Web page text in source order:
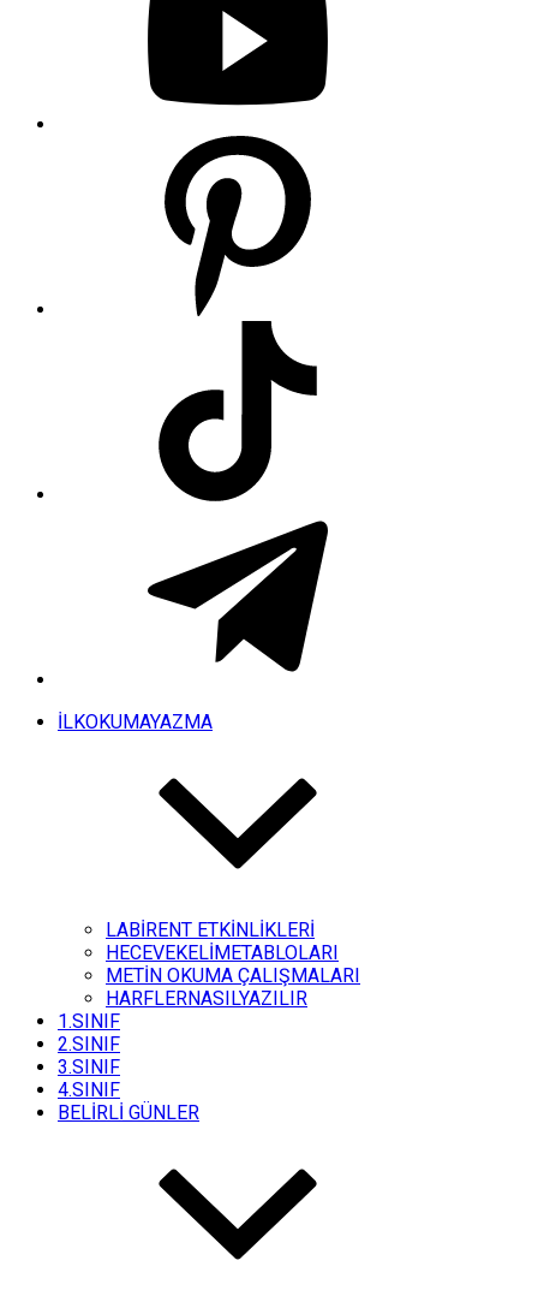
İLKOKUMAYAZMA
LABİRENT ETKİNLİKLERİ
HECEVEKELİMETABLOLARI
METİN OKUMA ÇALIŞMALARI
HARFLERNASILYAZILIR
1.SINIF
2.SINIF
3.SINIF
4.SINIF
BELİRLİ GÜNLER